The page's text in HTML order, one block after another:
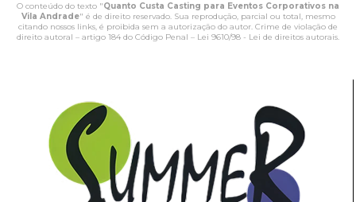
O conteúdo do texto "Quanto Custa Casting para Eventos Corporativos na
Vila Andrade" é de direito reservado. Sua reprodução, parcial ou total, mesmo
citando nossos links, é proibida sem a autorização do autor. Crime de violação de
direito autoral – artigo 184 do Código Penal – Lei 9610/98 - Lei de direitos autorais.